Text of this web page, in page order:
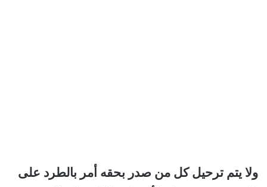
ولا يتم ترحيل كل من صدر بحقه أمر بالطرد على